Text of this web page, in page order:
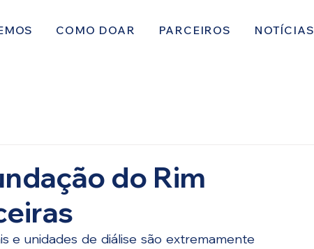
COMO DOAR PARCEIROS NOTÍCIAS
do Rim
e unidades de diálise são extremamente